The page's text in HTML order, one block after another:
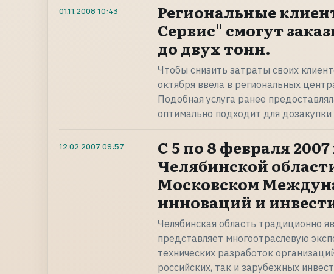
01.11.2008 10:43
Региональные
Сервис" смогут
до двух тонн.
Чтобы снизить затраты своих
октября ввела в региональных
Подобная услуга ранее
оптимально подходит для дозакупки
12.02.2007 09:57
С 5 по 8 февраля
Челябинской
Московском
инноваций и
Челябинская область традиционно
представляет многоотраслевую
технических разработок
российских, так и зарубежных